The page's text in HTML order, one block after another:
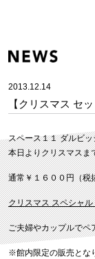
2013.12.14
【クリスマス セ
スペース１１ ダルビ
本日よりクリスマスま
通常￥１６００円（税
クリスマス スペシャル
ご夫婦やカップルでペ
※館内限定の販売とな